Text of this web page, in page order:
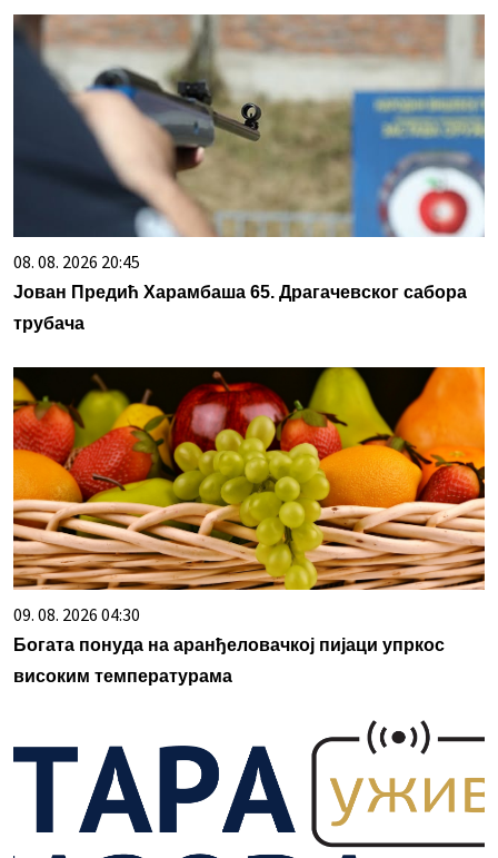
08. 08. 2026 20:45
Јован Предић Харамбаша 65. Драгачевског сабора
трубача
09. 08. 2026 04:30
Богата понуда на аранђеловачкој пијаци упркос
високим температурама